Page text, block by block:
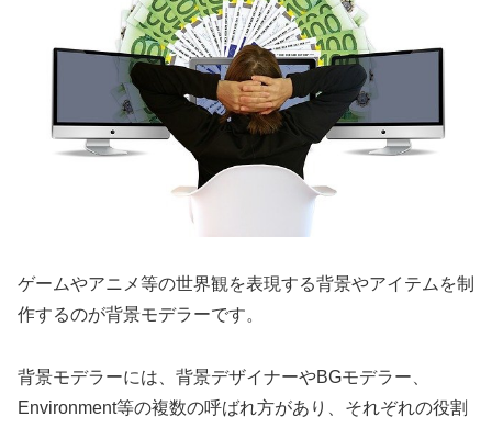
ゲームやアニメ等の世界観を表現する背景やアイテムを制
作するのが背景モデラーです。
背景モデラーには、背景デザイナーやBGモデラー、
Environment等の複数の呼ばれ方があり、それぞれの役割